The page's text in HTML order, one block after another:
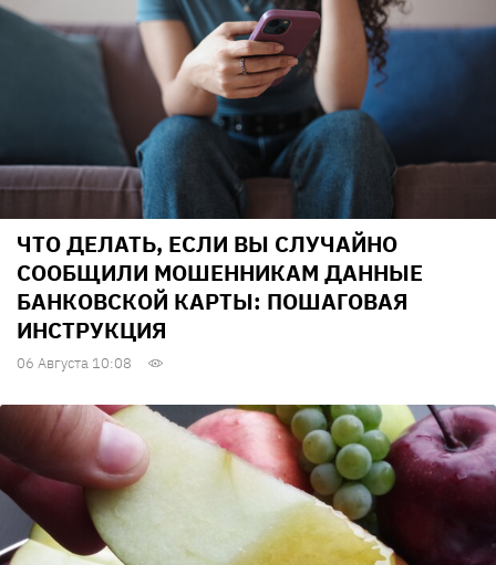
ЧТО ДЕЛАТЬ, ЕСЛИ ВЫ СЛУЧАЙНО
СООБЩИЛИ МОШЕННИКАМ ДАННЫЕ
БАНКОВСКОЙ КАРТЫ: ПОШАГОВАЯ
ИНСТРУКЦИЯ
06 Августа 10:08